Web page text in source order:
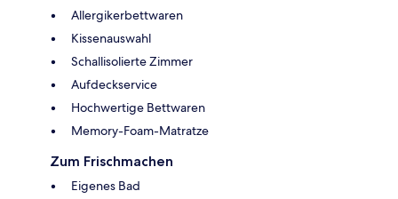
Allergikerbettwaren
Kissenauswahl
Schallisolierte Zimmer
Aufdeckservice
Hochwertige Bettwaren
Memory-Foam-Matratze
Zum Frischmachen
Eigenes Bad